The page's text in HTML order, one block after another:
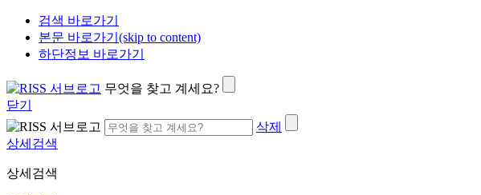
검색 바로가기
본문 바로가기(skip to content)
하단정보 바로가기
무엇을 찾고 계세요?
닫기
삭제
상세검색
상세검색